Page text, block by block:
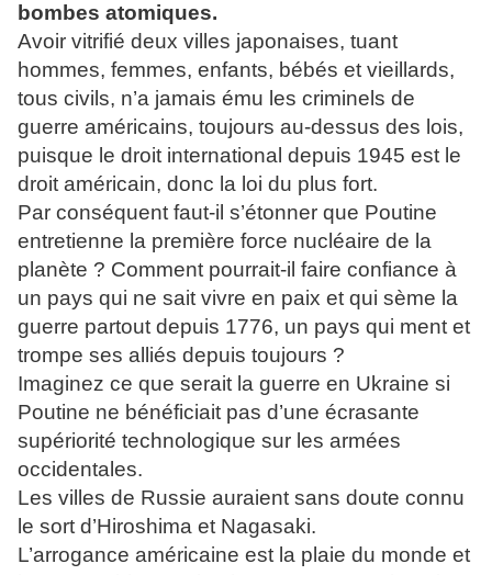
bombes atomiques.
Avoir vitrifié deux villes japonaises, tuant
hommes, femmes, enfants, bébés et vieillards,
tous civils, n’a jamais ému les criminels de
guerre américains, toujours au-dessus des lois,
puisque le droit international depuis 1945 est le
droit américain, donc la loi du plus fort.
Par conséquent faut-il s’étonner que Poutine
entretienne la première force nucléaire de la
planète ? Comment pourrait-il faire confiance à
un pays qui ne sait vivre en paix et qui sème la
guerre partout depuis 1776, un pays qui ment et
trompe ses alliés depuis toujours ?
Imaginez ce que serait la guerre en Ukraine si
Poutine ne bénéficiait pas d’une écrasante
supériorité technologique sur les armées
occidentales.
Les villes de Russie auraient sans doute connu
le sort d’Hiroshima et Nagasaki.
L’arrogance américaine est la plaie du monde et